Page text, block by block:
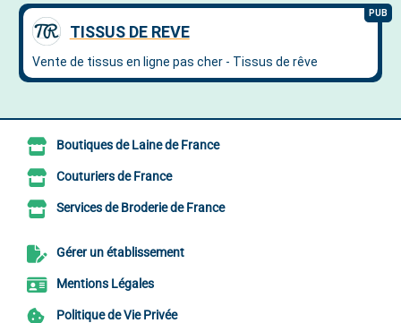
Boutiques de Laine de France
Couturiers de France
Services de Broderie de France
Gérer un établissement
Mentions Légales
Politique de Vie Privée